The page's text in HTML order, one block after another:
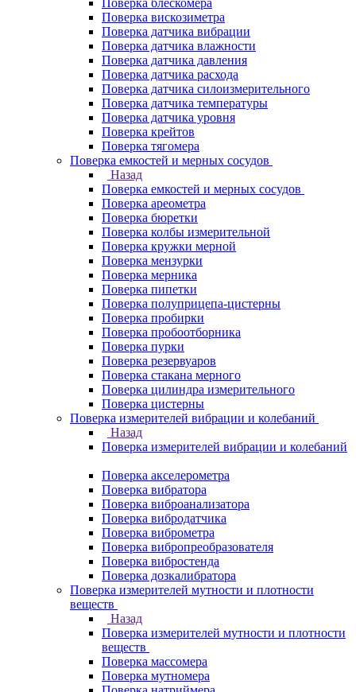
Поверка блескомера
Поверка вискозиметра
Поверка датчика вибрации
Поверка датчика влажности
Поверка датчика давления
Поверка датчика расхода
Поверка датчика силоизмерительного
Поверка датчика температуры
Поверка датчика уровня
Поверка крейтов
Поверка тягомера
Поверка емкостей и мерных сосудов
Назад
Поверка емкостей и мерных сосудов
Поверка ареометра
Поверка бюретки
Поверка колбы измерительной
Поверка кружки мерной
Поверка мензурки
Поверка мерника
Поверка пипетки
Поверка полуприцепа-цистерны
Поверка пробирки
Поверка пробоотборника
Поверка пурки
Поверка резервуаров
Поверка стакана мерного
Поверка цилиндра измерительного
Поверка цистерны
Поверка измерителей вибрации и колебаний
Назад
Поверка измерителей вибрации и колебаний
Поверка акселерометра
Поверка вибратора
Поверка виброанализатора
Поверка вибродатчика
Поверка виброметра
Поверка вибропреобразователя
Поверка вибростенда
Поверка дозкалибратора
Поверка измерителей мутности и плотности
веществ
Назад
Поверка измерителей мутности и плотности
веществ
Поверка массомера
Поверка мутномера